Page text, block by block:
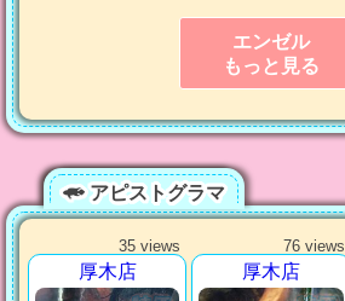
エンゼル
もっと見る
アピストグラマ
35 views
厚木店
76 views
厚木店